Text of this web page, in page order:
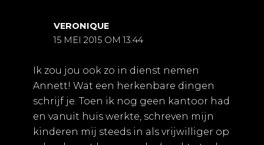
VERONIQUE
15 MEI 2015 OM 13:44
Ik zou jou ook zo in dienst nemen
Annett! Wat een herkenbare dingen
schrijf je. Toen ik nog geen kantoor had
en vanuit huis werkte, schreven mijn
kinderen mij steeds in als vrijwilliger op